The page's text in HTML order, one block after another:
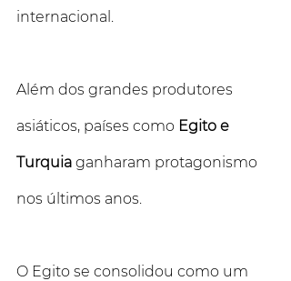
internacional.
Além dos grandes produtores
asiáticos, países como Egito e
Turquia ganharam protagonismo
nos últimos anos.
O Egito se consolidou como um